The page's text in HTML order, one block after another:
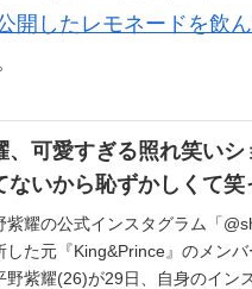
開したレモネードを飲
、可愛すぎる照れ笑い
ないから恥ずかしくて笑
紫耀の公式インスタグラム「
した元『King&Prince』のメン
野紫耀(26)が29日、自身のイン